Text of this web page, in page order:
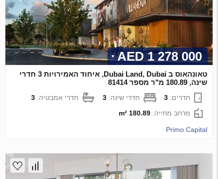
1 278 000 AED
טאונהאוס ב Dubai Land, Dubai, איחוד האמירויות 3 חדרי
שינה, 180.89 מ"ר מספר 81414
חדרים:3 חדרי שינה:3 חדרי אמבטיה:3
מרחב מחייה:180.89 m²
Primo Capital